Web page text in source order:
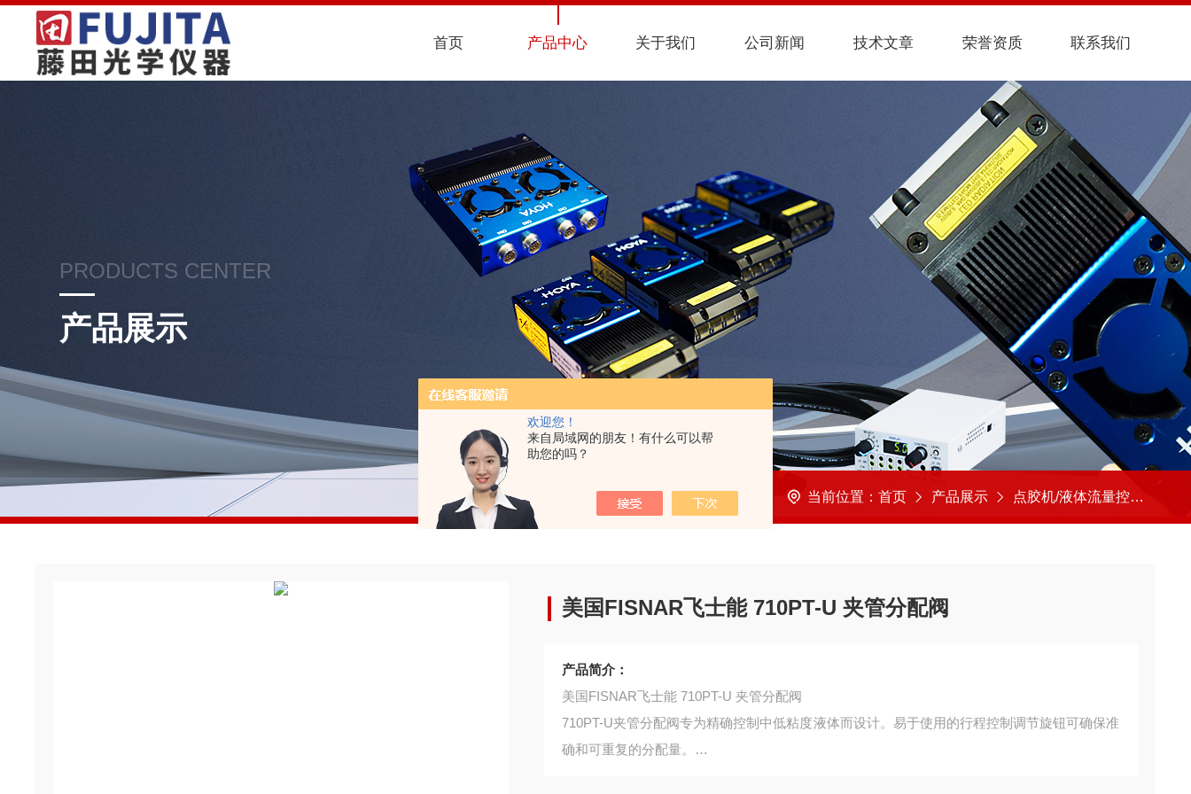
欢迎您！
来自局域网的朋友！有什么可以帮
助您的吗？
首页 产品中心 关于我们 公司新闻 技术文章 荣誉资质 联系我们
PRODUCTS CENTER
产品展示
当前位置： 首页 产品展示 点胶机/液体流量控制
美国FISNAR飞士能 710PT-U 夹管分配阀
产品简介：
美国FISNAR飞士能 710PT-U 夹管分配阀
710PT-U夹管分配阀专为精确控制中低粘度液体而设计。易于使用的行程控制调节旋钮可确保准
确和可重复的分配量。